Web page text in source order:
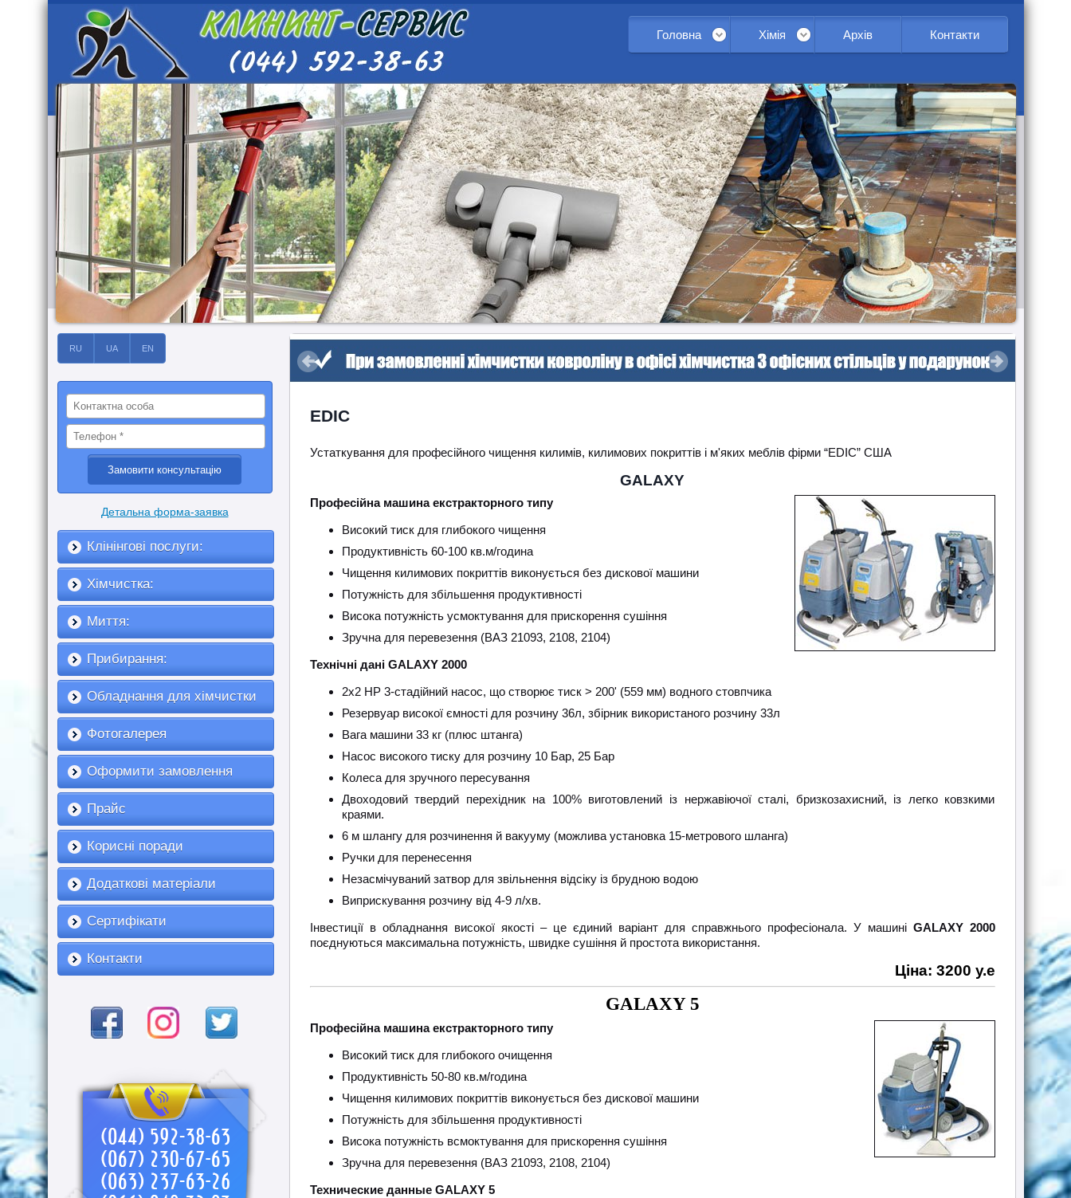
Головна Хімія Архів Контакти
RU UA EN
Детальна форма-заявка
Клінінгові послуги:
Хімчистка:
Миття:
Прибирання:
Обладнання для хімчистки
Фотогалерея
Оформити замовлення
Прайс
Корисні поради
Додаткові матеріали
Сертифікати
Контакти
EDIC
Устаткування для професійного чищення килимів, килимових покриттів і м'яких меблів фірми “EDIC” США
GALAXY
Професійна машина екстракторного типу
Високий тиск для глибокого чищення
Продуктивність 60-100 кв.м/година
Чищення килимових покриттів виконується без дискової машини
Потужність для збільшення продуктивності
Висока потужність усмоктування для прискорення сушіння
Зручна для перевезення (ВАЗ 21093, 2108, 2104)
Технічні дані GАLAXY 2000
2х2 НР 3-стадійний насос, що створює тиск > 200' (559 мм) водного стовпчика
Резервуар високої ємності для розчину 36л, збірник використаного розчину 33л
Вага машини 33 кг (плюс штанга)
Насос високого тиску для розчину 10 Бар, 25 Бар
Колеса для зручного пересування
Двоходовий твердий перехідник на 100% виготовлений із нержавіючої сталі, бризкозахисний, із легко ковзкими
краями.
6 м шлангу для розчинення й вакууму (можлива установка 15-метрового шланга)
Ручки для перенесення
Незасмічуваний затвор для звільнення відсіку із брудною водою
Виприскування розчину від 4-9 л/хв.
Інвестиції в обладнання високої якості – це єдиний варіант для справжнього професіонала. У машині GАLAXY 2000
поєднуються максимальна потужність, швидке сушіння й простота використання.
Ціна: 3200 у.е
GАLAXY 5
Професійна машина екстракторного типу
Високий тиск для глибокого очищення
Продуктивність 50-80 кв.м/година
Чищення килимових покриттів виконується без дискової машини
Потужність для збільшення продуктивності
Висока потужність всмоктування для прискорення сушіння
Зручна для перевезення (ВАЗ 21093, 2108, 2104)
Технические данные GАLAXY 5